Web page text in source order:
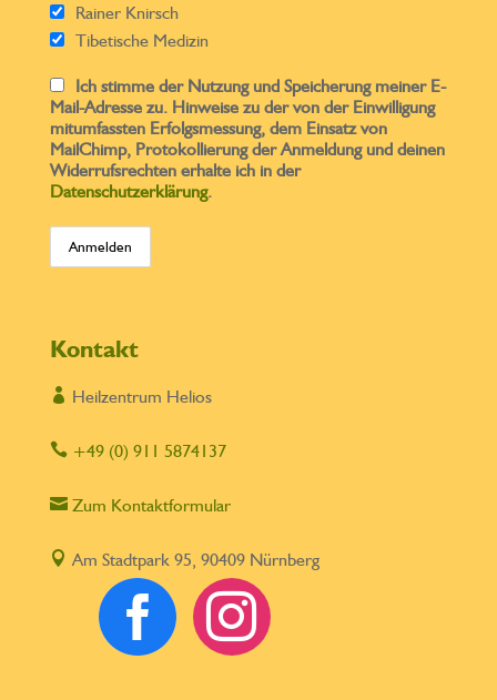
Rainer Knirsch
Tibetische Medizin
Ich stimme der Nutzung und Speicherung meiner E-
Mail-Adresse zu. Hinweise zu der von der Einwilligung
mitumfassten Erfolgsmessung, dem Einsatz von
MailChimp, Protokollierung der Anmeldung und deinen
Widerrufsrechten erhalte ich in der
Datenschutzerklärung.
Kontakt
 Heilzentrum Helios
+49 (0) 911 5874137
Zum Kontaktformular
 Am Stadtpark 95, 90409 Nürnberg
 